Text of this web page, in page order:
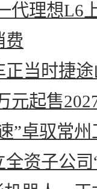
代理想L6
费
正当时捷
元起售
”卓驭常
资子公司